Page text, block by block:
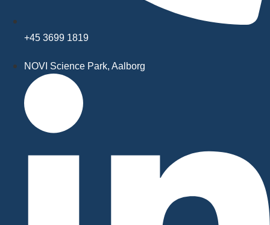
+45 3699 1819
NOVI Science Park, Aalborg